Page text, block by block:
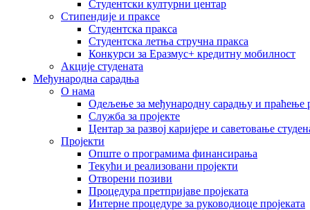
Студентски културни центар
Стипендије и праксе
Студентска пракса
Студентска летња стручна пракса
Конкурси за Еразмус+ кредитну мобилност
Акције студената
Међународна сарадња
О нама
Одељење за међународну сарадњу и праћење
Служба за пројекте
Центар за развој каријере и саветовање
Пројекти
Опште о програмима финансирања
Текући и реализовани пројекти
Отворени позиви
Процедура претпријаве пројеката
Интерне процедуре за руководиоце пројеката